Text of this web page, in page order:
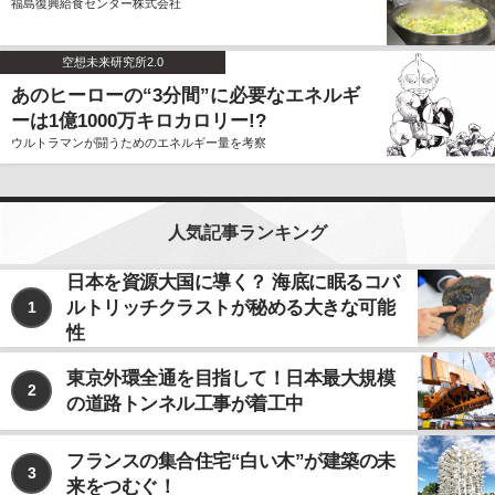
福島復興給食センター株式会社
空想未来研究所2.0
あのヒーローの“3分間”に必要なエネルギ
ーは1億1000万キロカロリー!?
ウルトラマンが闘うためのエネルギー量を考察
人気記事ランキング
1
日本を資源大国に導く？ 海底に眠るコバ
ルトリッチクラストが秘める大きな可能
性
2
東京外環全通を目指して！日本最大規模
の道路トンネル工事が着工中
3
フランスの集合住宅“白い木”が建築の未
来をつむぐ！